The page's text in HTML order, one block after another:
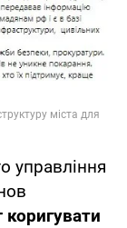
управління
коригувати